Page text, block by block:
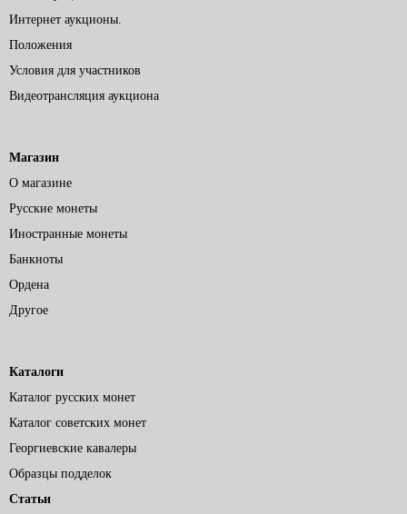
Интернет аукционы.
Положения
Условия для участников
Видеотрансляция аукциона
Магазин
О магазине
Русские монеты
Иностранные монеты
Банкноты
Ордена
Другое
Каталоги
Каталог русских монет
Каталог советских монет
Георгиевские кавалеры
Образцы подделок
Статьи